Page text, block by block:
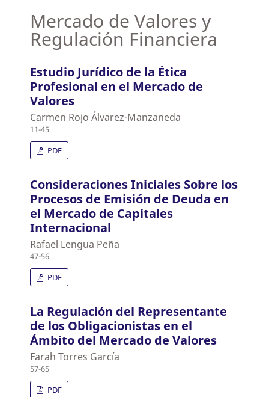
Mercado de Valores y
Regulación Financiera
Estudio Jurídico de la Ética
Profesional en el Mercado de
Valores
Carmen Rojo Álvarez-Manzaneda
11-45
PDF
Consideraciones Iniciales Sobre los
Procesos de Emisión de Deuda en
el Mercado de Capitales
Internacional
Rafael Lengua Peña
47-56
PDF
La Regulación del Representante
de los Obligacionistas en el
Ámbito del Mercado de Valores
Farah Torres García
57-65
PDF